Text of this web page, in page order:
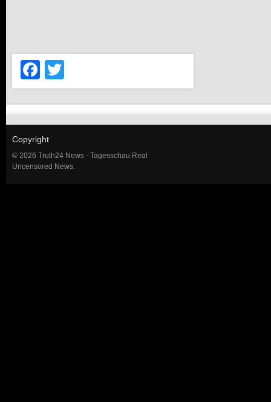
Facebook
Copyright
© 2026 Truth24 News - Tagesschau Real
Uncensored News.